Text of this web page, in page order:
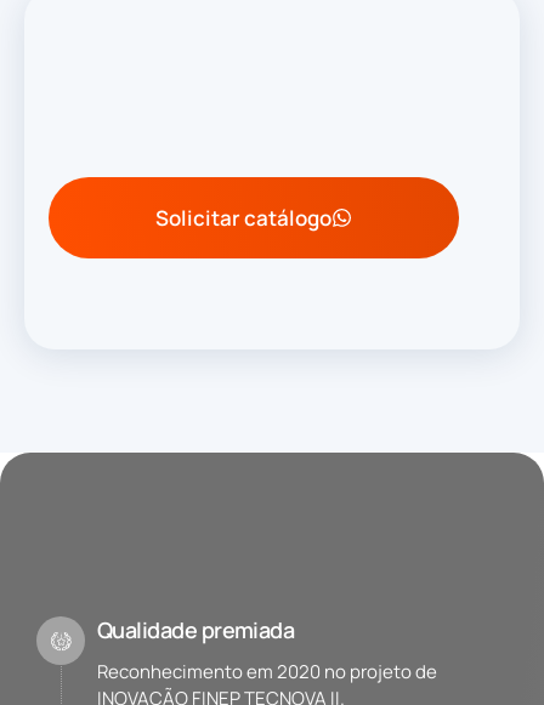
Solicitar catálogo
Qualidade premiada
Reconhecimento em 2020 no projeto de
INOVAÇÃO FINEP TECNOVA II.